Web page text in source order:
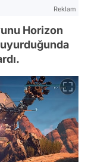
Reklam
Horizon